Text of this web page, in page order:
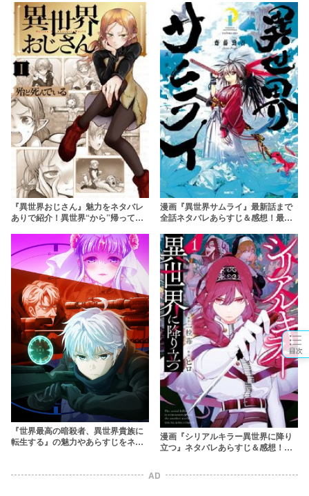
目次
『異世界おじさん』魅力をネタバレ
ありで紹介！異世界“から”帰ってき
漫画『異世界サムライ』最新話まで
全話ネタバレあらすじ＆感想！最強
『世界最高の暗殺者、異世界貴族に
転生する』の魅力やあらすじをネタ
漫画『シリアルキラー異世界に降り
立つ』ネタバレあらすじ＆感想！無
AD